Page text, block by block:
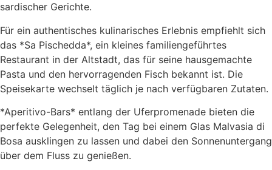
sardischer Gerichte.
Für ein authentisches kulinarisches Erlebnis empfiehlt sich
das *Sa Pischedda*, ein kleines familiengeführtes
Restaurant in der Altstadt, das für seine hausgemachte
Pasta und den hervorragenden Fisch bekannt ist. Die
Speisekarte wechselt täglich je nach verfügbaren Zutaten.
*Aperitivo-Bars* entlang der Uferpromenade bieten die
perfekte Gelegenheit, den Tag bei einem Glas Malvasia di
Bosa ausklingen zu lassen und dabei den Sonnenuntergang
über dem Fluss zu genießen.